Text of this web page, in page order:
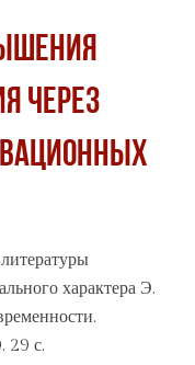
ЧЕРЕЗ
характера Э.
29 с.